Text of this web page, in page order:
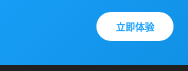
立即体验